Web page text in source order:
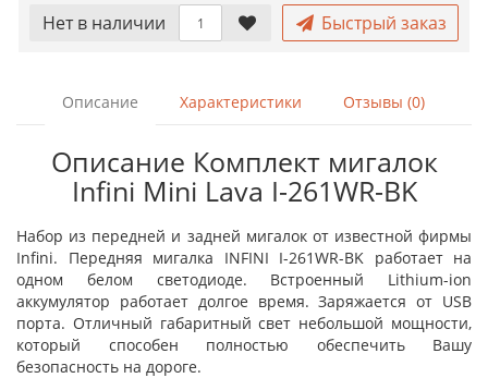
Нет в наличии Быстрый заказ
Описание Характеристики Отзывы (0)
Описание Комплект мигалок
Infini Mini Lava I-261WR-BK
Набор из передней и задней мигалок от известной фирмы
Infini. Передняя мигалка INFINI I-261WR-BK работает на
одном белом светодиоде. Встроенный Lithium-ion
аккумулятор работает долгое время. Заряжается от USB
порта. Отличный габаритный свет небольшой мощности,
который способен полностью обеспечить Вашу
безопасность на дороге.